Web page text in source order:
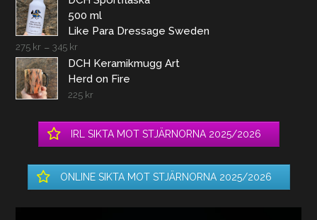
500 ml
Like Para Dressage Sweden
275 kr – 345 kr
DCH Keramikmugg Art
Herd on Fire
225 kr
IRL SIKTA MOT STJÄRNORNA 2025/2026
ONLINE SIKTA MOT STJÄRNORNA 2025/2026